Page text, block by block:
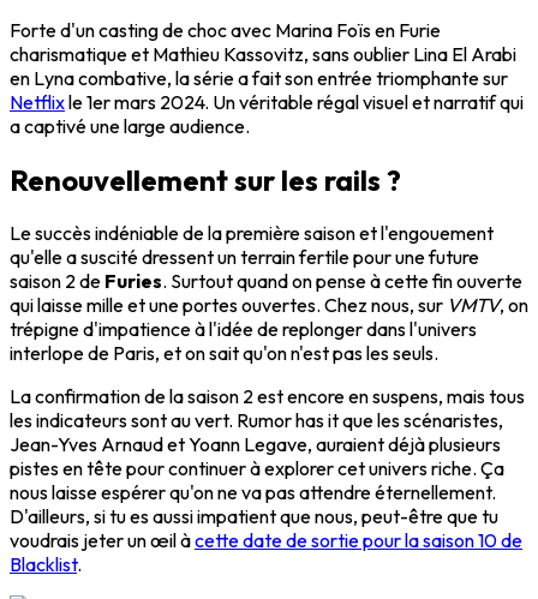
Forte d'un casting de choc avec Marina Foïs en Furie
charismatique et Mathieu Kassovitz, sans oublier Lina El Arabi
en Lyna combative, la série a fait son entrée triomphante sur
Netflixle 1er mars 2024. Un véritable régal visuel et narratif qui
a captivé une large audience.
Renouvellement sur les rails ?
Le succès indéniable de la première saison et l'engouement
qu'elle a suscité dressent un terrain fertile pour une future
saison 2 de Furies. Surtout quand on pense à cette fin ouverte
qui laisse mille et une portes ouvertes. Chez nous, sur VMTV, on
trépigne d'impatience à l'idée de replonger dans l'univers
interlope de Paris, et on sait qu'on n'est pas les seuls.
La confirmation de la saison 2 est encore en suspens, mais tous
les indicateurs sont au vert. Rumor has it que les scénaristes,
Jean-Yves Arnaud et Yoann Legave, auraient déjà plusieurs
pistes en tête pour continuer à explorer cet univers riche. Ça
nous laisse espérer qu'on ne va pas attendre éternellement.
D'ailleurs, si tu es aussi impatient que nous, peut-être que tu
voudrais jeter un œil àcette date de sortie pour la saison 10 de
Blacklist.